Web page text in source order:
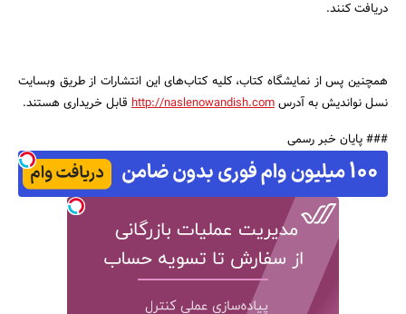
دریافت کنند.
همچنین پس از نمایشگاه کتاب، کلیه کتاب‌های این انتشارات از طریق وبسایت
نسل نواندیش به آدرسhttp://naslenowandish.com قابل خریداری هستند.
### پایان خبر رسمی